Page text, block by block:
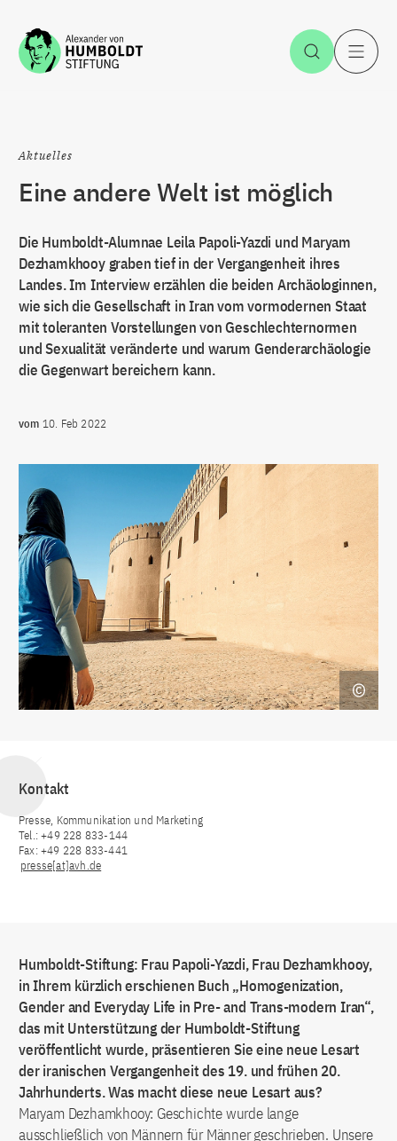
Zum Inhalt springen Suche
Aktuelles
Eine andere Welt ist möglich
Die Humboldt-Alumnae Leila Papoli-Yazdi und Maryam
Dezhamkhooy graben tief in der Vergangenheit ihres
Landes. Im Interview erzählen die beiden Archäologinnen,
wie sich die Gesellschaft in Iran vom vormodernen Staat
mit toleranten Vorstellungen von Geschlechternormen
und Sexualität veränderte und warum Genderarchäologie
die Gegenwart bereichern kann.
vom 10. Feb 2022
Kontakt
Presse, Kommunikation und Marketing
Tel.: +49 228 833-144
Fax: +49 228 833-441
presse[at]avh.de
Humboldt-Stiftung: Frau Papoli-Yazdi, Frau Dezhamkhooy,
in Ihrem kürzlich erschienen Buch „Homogenization,
Gender and Everyday Life in Pre- and Trans-modern Iran“,
das mit Unterstützung der Humboldt-Stiftung
veröffentlicht wurde, präsentieren Sie eine neue Lesart
der iranischen Vergangenheit des 19. und frühen 20.
Jahrhunderts. Was macht diese neue Lesart aus?
Maryam Dezhamkhooy: Geschichte wurde lange
ausschließlich von Männern für Männer geschrieben. Unsere